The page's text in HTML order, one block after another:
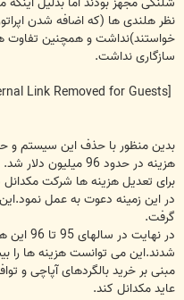
نظر هلندی ها (که اضافه شدن
خواستند)نداشت و همچنین تفاوت
سازگاری نداشت.
[External Link Removed for Guests]
بدین منظور با حذف این سیستم
هزینه در حدود 96 میلیون دلار شد.
برای تعدیل هزینه ها شرکت
گرفت.
در
شدند.این می توانست هزینه ها را
عاید مکدانل کند.